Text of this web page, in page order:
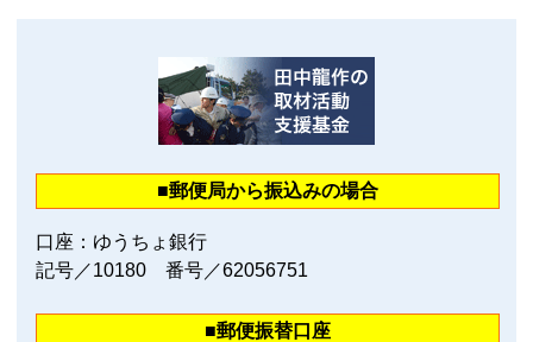
■郵便局から振込みの場合
口座：ゆうちょ銀行
記号／10180 番号／62056751
■郵便振替口座